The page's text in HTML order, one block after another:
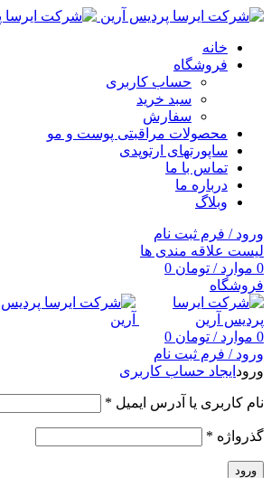
خانه
فروشگاه
حساب کاربری
سبد خرید
سفارش
محصولات مراقبتی پوست و مو
ساپورتهای ارتوپدی
تماس با ما
درباره ما
وبلاگ
ورود / فرم ثبت نام
لیست علاقه مندی ها
0 موارد / تومان
فروشگاه
0 موارد / تومان
ورود / فرم ثبت نام
ورود ایجاد حساب کاربری
نام کاربری یا آدرس ایمیل *
گذرواژه *
ورود